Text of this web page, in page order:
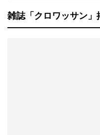
雑誌「クロワッサン」